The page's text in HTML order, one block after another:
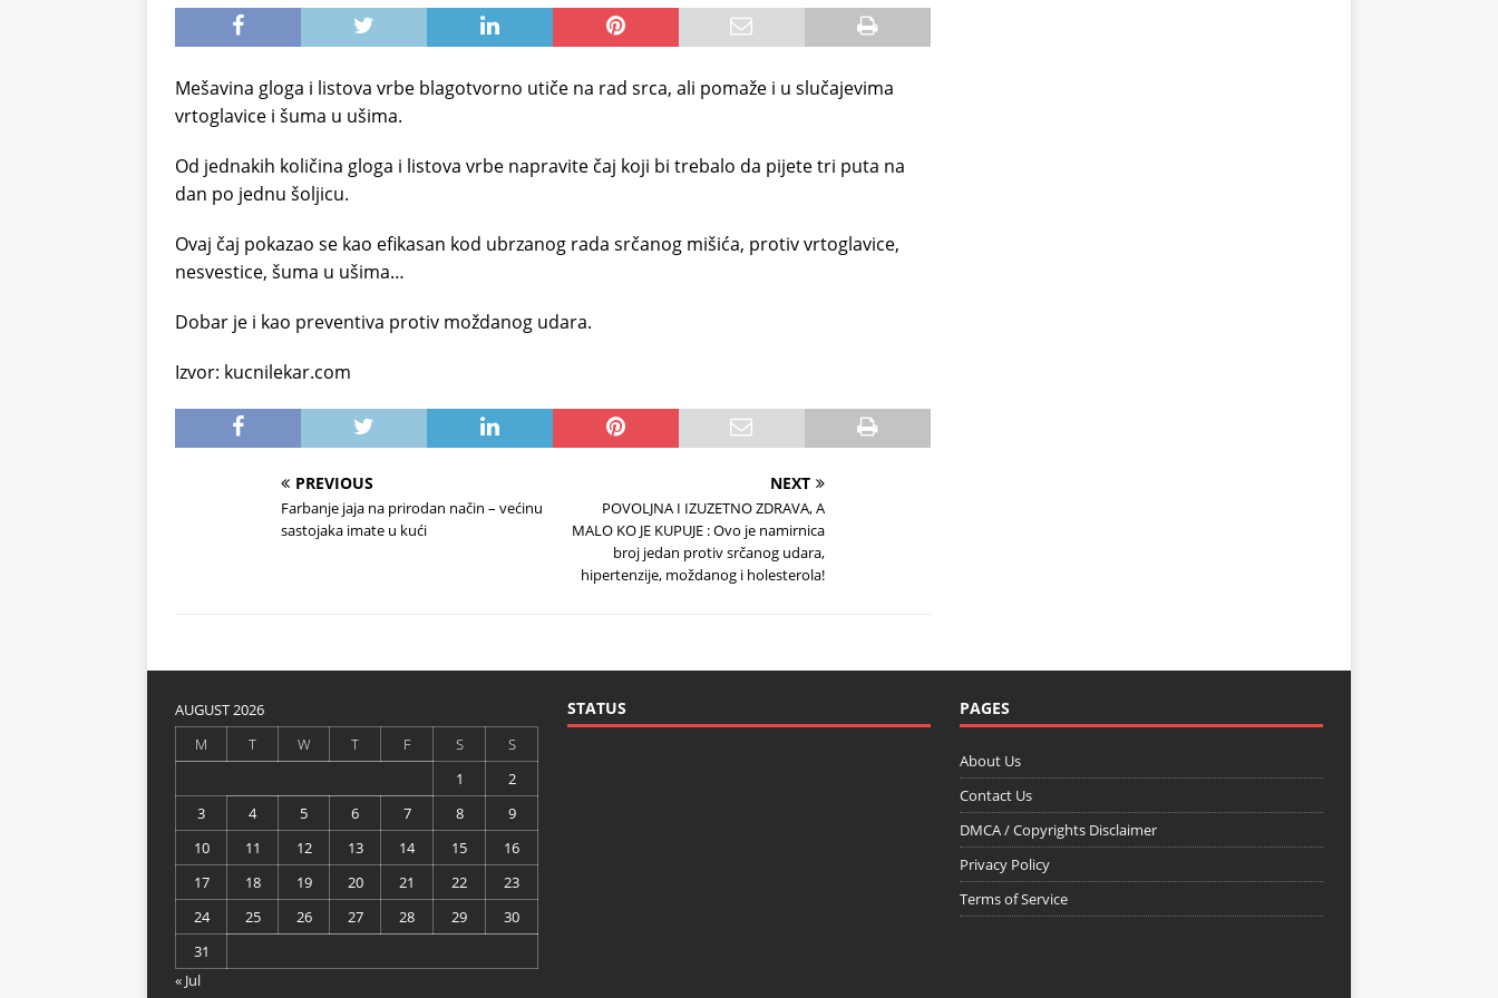
Mešavina gloga i listova vrbe blagotvorno utiče na rad srca, ali pomaže i u slučajevima
vrtoglavice i šuma u ušima.
Od jednakih količina gloga i listova vrbe napravite čaj koji bi trebalo da pijete tri puta na
dan po jednu šoljicu.
Ovaj čaj pokazao se kao efikasan kod ubrzanog rada srčanog mišića, protiv vrtoglavice,
nesvestice, šuma u ušima…
Dobar je i kao preventiva protiv moždanog udara.
Izvor: kucnilekar.com
PREVIOUS
Farbanje jaja na prirodan način – većinu
sastojaka imate u kući
NEXT
POVOLJNA I IZUZETNO ZDRAVA, A
MALO KO JE KUPUJE : Ovo je namirnica
broj jedan protiv srčanog udara,
hipertenzije, moždanog i holesterola!
AUGUST 2026
M
T W T F S
S
1
2
3
4 5 6 7 8
9
10
11 12 13 14 15
16
17
18 19 20 21 22
23
24
25 26 27 28 29
30
31
« Jul
STATUS PAGES
About Us
Contact Us
DMCA / Copyrights Disclaimer
Privacy Policy
Terms of Service